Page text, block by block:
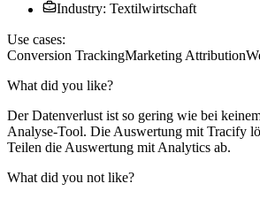
Industry: Textilwirtschaft
Use cases:
Conversion TrackingMarketing Attribution
What did you like?
Der Datenverlust ist so gering wie bei
Analyse-Tool. Die Auswertung mit Tracify
Teilen die Auswertung mit Analytics ab.
What did you not like?